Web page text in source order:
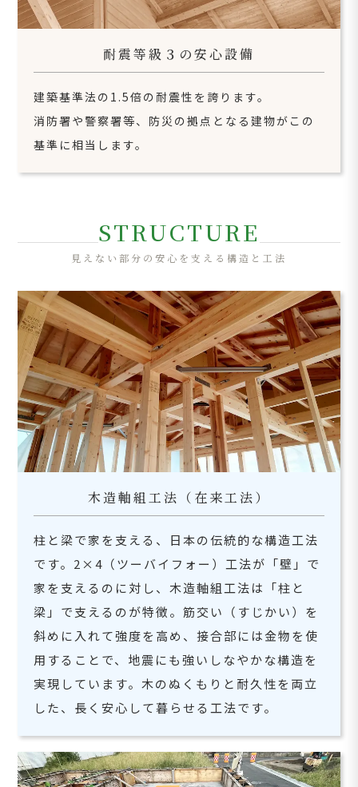
耐震等級３の安心設備
建築基準法の1.5倍の耐震性を誇ります。
消防署や警察署等、防災の拠点となる建物がこの
基準に相当します。
STRUCTURE
見えない部分の安心を支える構造と工法
木造軸組工法（在来工法）
柱と梁で家を支える、日本の伝統的な構造工法
です。2×4（ツーバイフォー）工法が「壁」で
家を支えるのに対し、木造軸組工法は「柱と
梁」で支えるのが特徴。筋交い（すじかい）を
斜めに入れて強度を高め、接合部には金物を使
用することで、地震にも強いしなやかな構造を
実現しています。木のぬくもりと耐久性を両立
した、長く安心して暮らせる工法です。